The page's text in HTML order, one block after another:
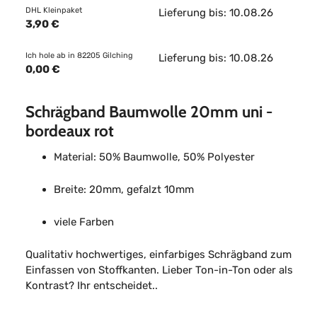
DHL Kleinpaket
3,90 €
Lieferung bis: 10.08.26
Ich hole ab in 82205 Gilching
0,00 €
Lieferung bis: 10.08.26
Schrägband Baumwolle 20mm uni -
bordeaux rot
Material: 50% Baumwolle, 50% Polyester
Breite: 20mm, gefalzt 10mm
viele Farben
Qualitativ hochwertiges, einfarbiges Schrägband zum
Einfassen von Stoffkanten. Lieber Ton-in-Ton oder als
Kontrast? Ihr entscheidet..